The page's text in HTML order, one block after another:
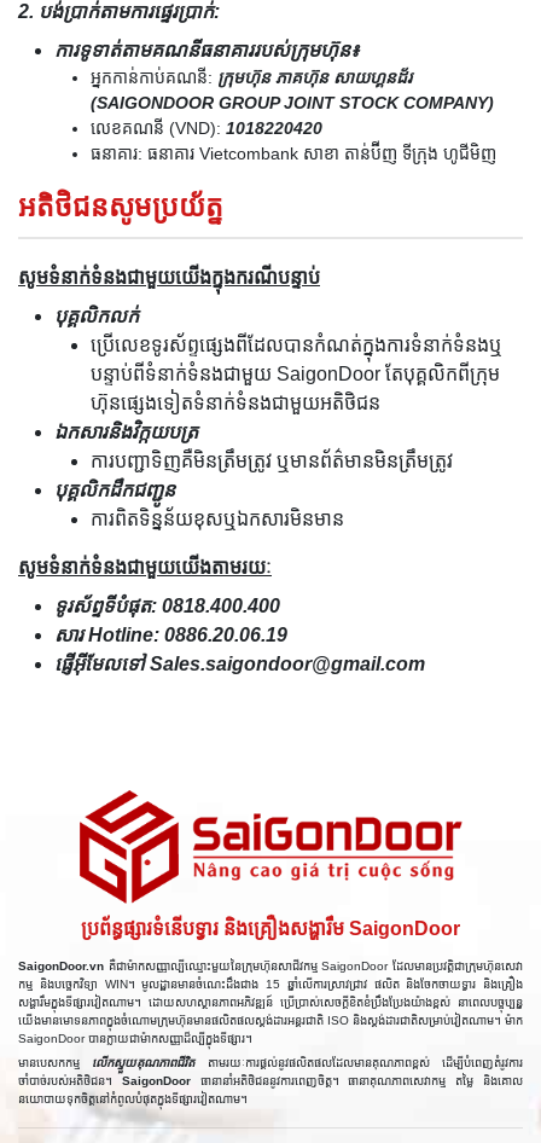
2. បង់ប្រាក់តាមការផ្ទេរប្រាក់:
ការទូទាត់តាមគណនីធនាគាររបស់ក្រុមហ៊ុន៖
អ្នកកាន់កាប់គណនី: ក្រុមហ៊ុន ភាគហ៊ុន សាយហ្គនដ័រ
(SAIGONDOOR GROUP JOINT STOCK COMPANY)
លេខគណនី (VND): 1018220420
ធនាគារ: ធនាគារ Vietcombank សាខា តាន់ប៊ីញ ទីក្រុង ហូជីមិញ
អតិថិជនសូមប្រយ័ត្ន
សូមទំនាក់ទំនងជាមួយយើងក្នុងករណីបន្ទាប់
បុគ្គលិកលក់
ប្រើលេខទូរស័ព្ទផ្សេងពីដែលបានកំណត់ក្នុងការទំនាក់ទំនងឬ
បន្ទាប់ពីទំនាក់ទំនងជាមួយ SaigonDoor តែបុគ្គលិកពីក្រុម
ហ៊ុនផ្សេងទៀតទំនាក់ទំនងជាមួយអតិថិជន
ឯកសារនិងវិក្កយបត្រ
ការបញ្ជាទិញគឺមិនត្រឹមត្រូវ ឬមានព័ត៌មានមិនត្រឹមត្រូវ
បុគ្គលិកដឹកជញ្ជូន
ការពិតទិន្នន័យខុសឬឯកសារមិនមាន
សូមទំនាក់ទំនងជាមួយយើងតាមរយៈ
ទូរស័ព្ទទីបំផុត: 0818.400.400
សារ Hotline: 0886.20.06.19
ផ្ញើអ៊ីមែលទៅ Sales.saigondoor@gmail.com
ប្រព័ន្ធផ្សារទំនើបទ្វារ និងគ្រឿងសង្ហារឹម SaigonDoor
SaigonDoor.vn គឺជាម៉ាកសញ្ញាល្បីឈ្មោះមួយនៃក្រុមហ៊ុនសាជីវកម្ម SaigonDoor ដែលមានប្រវត្តិជាក្រុមហ៊ុនសេវា
កម្ម និងបច្ចេកវិទ្យា WIN។ មូលដ្ឋានមានចំណេះដឹងជាង 15 ឆ្នាំលើការស្រាវជ្រាវ ផលិត និងចែកចាយទ្វារ និងគ្រឿង
សង្ហារឹមក្នុងទីផ្សារវៀតណាម។ ដោយសហស្ថានភាពអភិវឌ្ឍន៍ ប្រើប្រាស់សេចក្តីខិតខំប្រឹងប្រែងយ៉ាងខ្ពស់ នាពេលបច្ចុប្បន្ន
យើងមានមោទនភាពក្នុងចំណោមក្រុមហ៊ុនមានផលិតផលស្តង់ដារអន្ដរជាតិ ISO និងស្តង់ដារជាតិសម្រាប់វៀតណាម។ ម៉ាក
SaigonDoor បានក្លាយជាម៉ាកសញ្ញាដ៏ល្បីក្នុងទីផ្សារ។
មានបេសកកម្ម លើកស្ទួយគុណភាពជីវិតតាមរយៈការផ្តល់នូវផលិតផលដែលមានគុណភាពខ្ពស់ ដើម្បីបំពេញតំរូវការ
ចាំបាច់របស់អតិថិជន។ SaigonDoorធានានាំអតិថិជននូវការពេញចិត្ត។ ធានាគុណភាពសេវាកម្ម តម្លៃ និងគោល
នយោបាយទុកចិត្តនៅកំពូលបំផុតក្នុងទីផ្សារវៀតណាម។